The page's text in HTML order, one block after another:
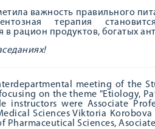
важность правильного
терапия
в рацион продуктов, богатых
meeting of the
on the theme "Etiology,
instructors were Associate
Sciences Viktoria
Pharmaceutical Sciences,